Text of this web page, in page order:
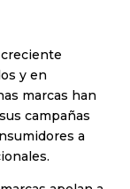
y en
marcas han
campañas
a